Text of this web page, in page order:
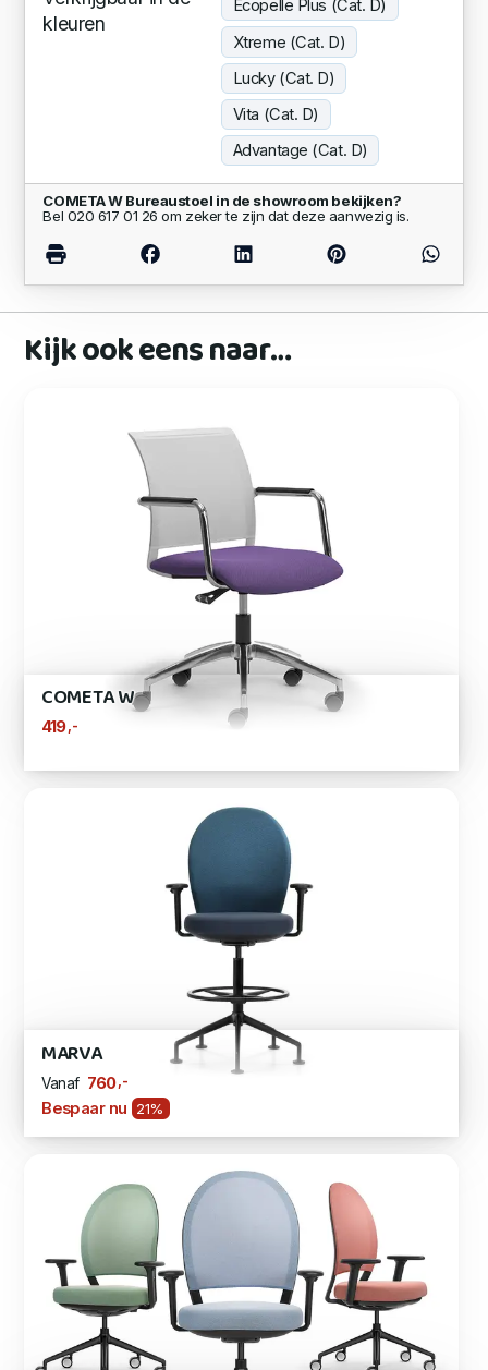
kleuren
Ecopelle Plus (Cat. D)
Xtreme (Cat. D)
Lucky (Cat. D)
Vita (Cat. D)
Advantage (Cat. D)
COMETA W Bureaustoel in de showroom bekijken?
Bel 020 617 01 26 om zeker te zijn dat deze aanwezig is.
Kijk ook eens naar…
COMETA W
419 ,-
MARVA
Vanaf 760,-
Bespaar nu 21%